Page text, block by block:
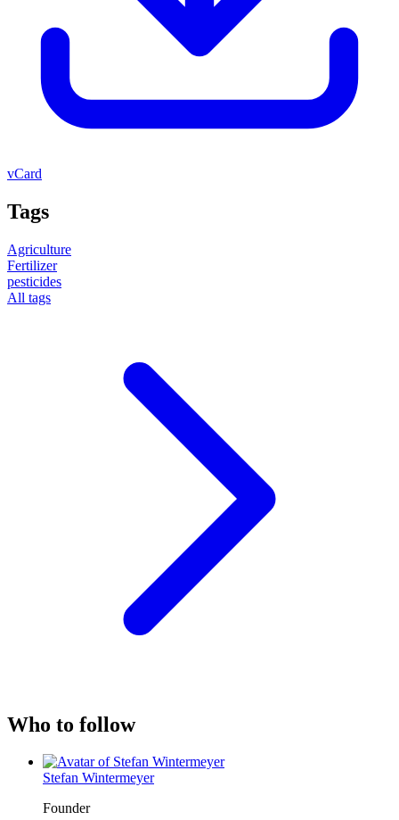
vCard
Tags
Agriculture
Fertilizer
pesticides
All tags
Who to follow
Stefan Wintermeyer
Founder